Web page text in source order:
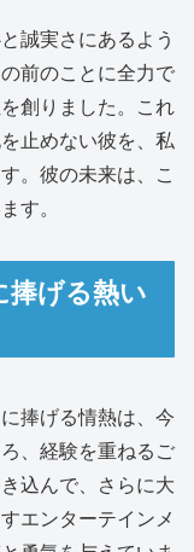
誠実さにあるよう
前のことに全力で
創りました。これ
止めない彼を、私
。彼の未来は、こ
す。
捧げる熱い
捧げる情熱は、今
、経験を重ねるご
込んで、さらに大
エンターテインメ